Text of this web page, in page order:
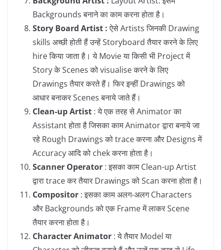
Backgrounds बनाने का काम करना होता है।
Story Board Artist :ऐसे Artists जिनकी Drawing
skills अच्छी होती हैं उन्हें Storyboard तैयार करने के लिए
hire किया जाता है। ये Movie या किसी भी Project में
Story के Scenes को visualise करने के लिए
Drawings तैयार करते हैं। फिर इन्हीं Drawings को
आधार बनाकर Scenes बनाये जाते हैं।
Clean-up Artist : ये एक तरह से Animator का
Assistant होता है जिसका काम Animator द्वारा बनाये जा
रहे Rough Drawings को trace करना और Designs में
Accuracy आदि को chek करना होता है।
Scanner Operator : इसका काम Clean-up Artist
द्वारा trace कर तैयार Drawings को Scan करना होता है।
Compositor : इसका काम अलग-अलग Characters
और Backgrounds को एक Frame में लाकर Scene
तैयार करना होता है।
Character Animator : ये तैयार Model या